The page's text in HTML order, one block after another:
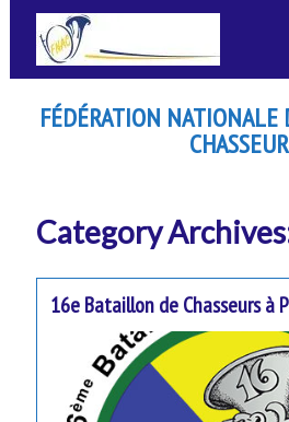
FÉDÉRATION NATIONALE
Category
16e Bataillon de Chasseurs à